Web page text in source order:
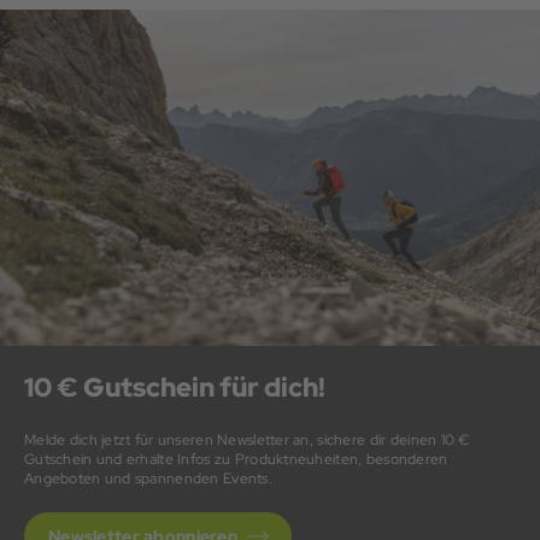
des Wassers unterwegs ist, empfindet eine Freizeithose oder
Boardshort möglicherweise als komfortabler.
10 € Gutschein für dich!
Melde dich jetzt für unseren Newsletter an, sichere dir deinen 10 €
Gutschein und erhalte Infos zu Produktneuheiten, besonderen
Angeboten und spannenden Events.